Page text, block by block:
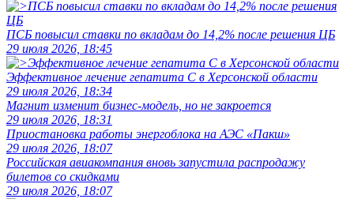
ПСБ повысил ставки по вкладам до 14,2% после решения ЦБ
29 июля 2026, 18:45
Эффективное лечение гепатита C в Херсонской области
29 июля 2026, 18:34
Магнит изменит бизнес-модель, но не закроется
29 июля 2026, 18:31
Приостановка работы энергоблока на АЭС «Пакш»
29 июля 2026, 18:07
Российская авиакомпания вновь запустила распродажу
билетов со скидками
29 июля 2026, 18:07